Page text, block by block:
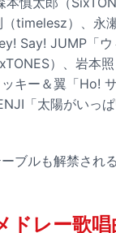
timelesz）、永
Say! JUMP「
）、岩本
キー＆翼「Ho!
「太陽がいっ
ブルも解禁される
ドレー歌唱